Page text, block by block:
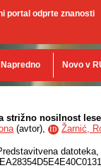
portal odprte znanosti
Napredno Novo v
strižno nosilnost
(avtor), ID Žarnić,
datoteka,